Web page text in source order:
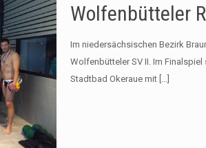
Wolfenbütteler
Im niedersächsischen Bezirk
Wolfenbütteler SV II. Im
Stadtbad Okeraue mit[…]